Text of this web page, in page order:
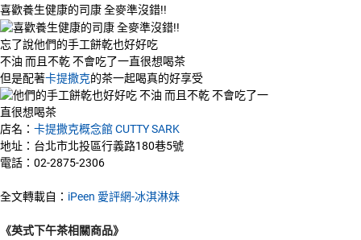
喜歡養生健康的司康 全麥準沒錯!!
忘了說他們的手工餅乾也好好吃
不油 而且不乾 不會吃了一直很想喝茶
但是配著卡提撒克的茶一起喝真的好享受
店名： 卡提撒克概念館 CUTTY SARK
地址：台北市北投區行義路180巷5號
電話：02-2875-2306
全文轉載自： iPeen 愛評網-冰淇淋妹
《英式下午茶相關商品》